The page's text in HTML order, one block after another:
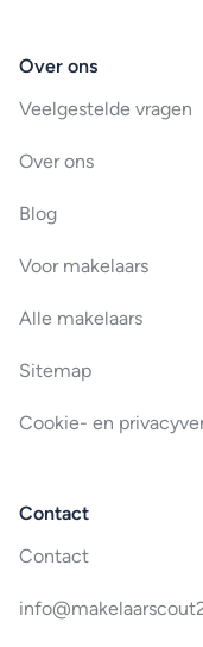
Over ons
Veelgestelde vragen
Over ons
Blog
Voor makelaars
Alle makelaars
Sitemap
Cookie- en
Contact
Contact